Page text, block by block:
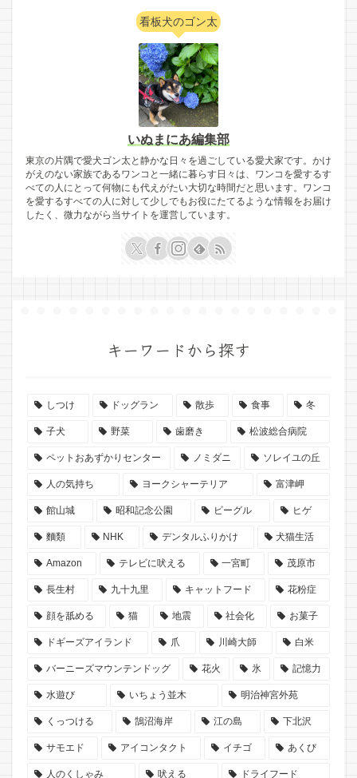
看板犬のゴン太
いぬまにあ編集部
東京の片隅で愛犬ゴン太と静かな日々を過ごしている愛犬家です。かけ
がえのない家族であるワンコと一緒に暮らす日々は、ワンコを愛するす
べての人にとって何物にも代えがたい大切な時間だと思います。ワンコ
を愛するすべての人に対して少しでもお役にたてるような情報をお届け
したく、微力ながら当サイトを運営しています。
キーワードから探す
しつけ ドッグラン 散歩 食事 冬
子犬 野菜 歯磨き 松波総合病院
ペットおあずかりセンター ノミダニ ソレイユの丘
人の気持ち ヨークシャーテリア 富津岬
館山城 昭和記念公園 ビーグル ヒゲ
麵類 NHK デンタルふりかけ 犬猫生活
Amazon テレビに吠える 一宮町 茂原市
長生村 九十九里 キャットフード 花粉症
顔を舐める 猫 地震 社会化 お菓子
ドギーズアイランド 爪 川崎大師 白米
バーニーズマウンテンドッグ 花火 氷 記憶力
水遊び いちょう並木 明治神宮外苑
くっつける 鵠沼海岸 江の島 下北沢
サモエド アイコンタクト イチゴ あくび
人のくしゃみ 吠える ドライフード